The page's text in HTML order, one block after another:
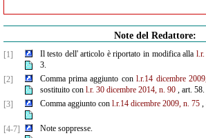
Note del Redattore:
[1] Il testo dell' articolo è riportato in modifica alla
3.
[2]
Comma prima aggiunto conl.r.14 dicembre
sostituito con l.r. 30 dicembre 2014, n. 90, art. 58.
[3]
Comma aggiunto con l.r.14 dicembre 2009, n. 75,
[4-7] Note soppresse.